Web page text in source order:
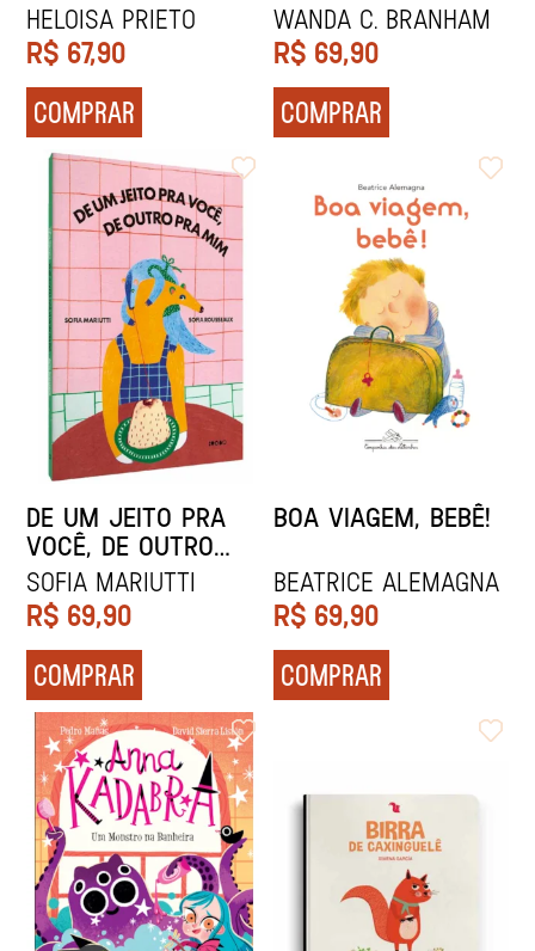
Heloisa Prieto
R$ 67,90
COMPRAR
A PIOR COLEGA DE
CALDEIRÃO DA VIDA!
Wanda C. Branham
R$ 69,90
COMPRAR
DE UM JEITO PRA
VOCÊ, DE OUTRO
PRA MIM
SOFIA MARIUTTI
R$ 69,90
COMPRAR
BOA VIAGEM, BEBÊ!
BEATRICE ALEMAGNA
R$ 69,90
COMPRAR